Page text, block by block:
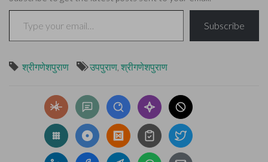
Type your email…
Subscribe
श्रीगणेशपुराण उपपुराण श्रीगणेशपुराण